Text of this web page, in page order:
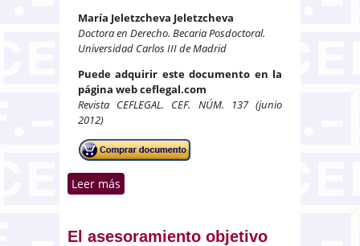
María Jeletzcheva Jeletzcheva
Doctora en Derecho. Becaria Posdoctoral.
Universidad Carlos III de Madrid
Puede adquirir este documento en la
página web ceflegal.com
Revista CEFLEGAL. CEF. NÚM. 137 (junio
2012)
Leer más
El asesoramiento objetivo